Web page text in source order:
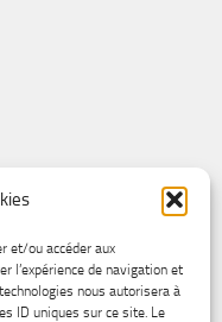
et/ou accéder aux
l’expérience de navigation et
nous autorisera à
ID uniques sur ce site. Le